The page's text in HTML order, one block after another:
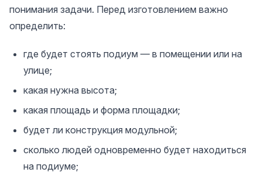
понимания задачи. Перед изготовлением важно
определить:
где будет стоять подиум — в помещении или на
улице;
какая нужна высота;
какая площадь и форма площадки;
будет ли конструкция модульной;
сколько людей одновременно будет находиться
на подиуме;